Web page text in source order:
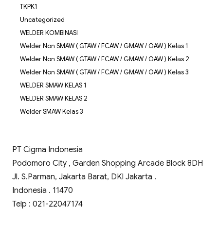
TKPK1
Uncategorized
WELDER KOMBINASI
Welder Non SMAW ( GTAW / FCAW / GMAW / OAW ) Kelas 1
Welder Non SMAW ( GTAW / FCAW / GMAW / OAW ) Kelas 2
Welder Non SMAW ( GTAW / FCAW / GMAW / OAW ) Kelas 3
WELDER SMAW KELAS 1
WELDER SMAW KELAS 2
Welder SMAW Kelas 3
PT Cigma Indonesia
Podomoro City , Garden Shopping Arcade Block 8DH
Jl. S.Parman, Jakarta Barat, DKI Jakarta .
Indonesia . 11470
Telp : 021-22047174